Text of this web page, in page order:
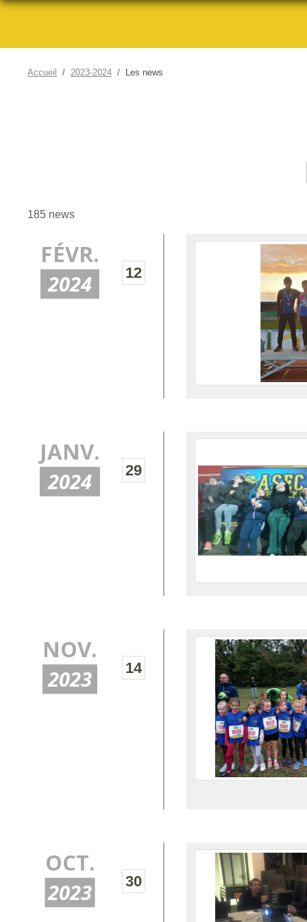
Accueil 2023-2024 Les news
185 news
FÉVR.
2024 12
JANV.
2024 29
NOV.
2023 14
OCT.
2023 30